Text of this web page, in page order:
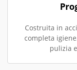
Costruita in
completa
pulizia